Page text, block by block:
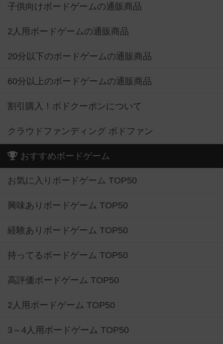
子供向けボードゲームの通販商品
2人用ボードゲームの通販商品
20分以下のボードゲームの通販商品
60分以上のボードゲームの通販商品
割引購入！ボドクーポンについて
クラウドファンディング ボドファン
おすすめボードゲーム
お気に入りボードゲーム TOP50
興味ありボードゲーム TOP50
経験ありボードゲーム TOP50
持ってるボードゲーム TOP50
高評価ボードゲーム TOP50
2人用ボードゲーム TOP50
3～4人用ボードゲーム TOP50